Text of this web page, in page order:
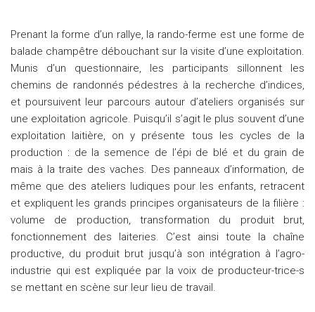
Prenant la forme d’un rallye, la rando-ferme est une forme de
balade champêtre débouchant sur la visite d’une exploitation.
Munis d’un questionnaire, les participants sillonnent les
chemins de randonnés pédestres à la recherche d’indices,
et poursuivent leur parcours autour d’ateliers organisés sur
une exploitation agricole. Puisqu’il s’agit le plus souvent d’une
exploitation laitière, on y présente tous les cycles de la
production : de la semence de l’épi de blé et du grain de
mais à la traite des vaches. Des panneaux d’information, de
même que des ateliers ludiques pour les enfants, retracent
et expliquent les grands principes organisateurs de la filière :
volume de production, transformation du produit brut,
fonctionnement des laiteries. C’est ainsi toute la chaîne
productive, du produit brut jusqu’à son intégration à l’agro-
industrie qui est expliquée par la voix de producteur-trice-s
se mettant en scène sur leur lieu de travail.